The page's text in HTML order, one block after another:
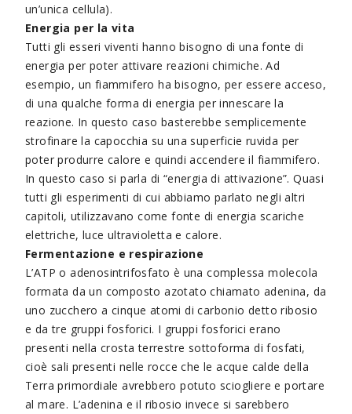
un’unica cellula).
Energia per la vita
Tutti gli esseri viventi hanno bisogno di una fonte di
energia per poter attivare reazioni chimiche. Ad
esempio, un fiammifero ha bisogno, per essere acceso,
di una qualche forma di energia per innescare la
reazione. In questo caso basterebbe semplicemente
strofinare la capocchia su una superficie ruvida per
poter produrre calore e quindi accendere il fiammifero.
In questo caso si parla di “energia di attivazione”. Quasi
tutti gli esperimenti di cui abbiamo parlato negli altri
capitoli, utilizzavano come fonte di energia scariche
elettriche, luce ultravioletta e calore.
Fermentazione e respirazione
L’ATP o adenosintrifosfato è una complessa molecola
formata da un composto azotato chiamato adenina, da
uno zucchero a cinque atomi di carbonio detto ribosio
e da tre gruppi fosforici. I gruppi fosforici erano
presenti nella crosta terrestre sottoforma di fosfati,
cioè sali presenti nelle rocce che le acque calde della
Terra primordiale avrebbero potuto sciogliere e portare
al mare. L’adenina e il ribosio invece si sarebbero